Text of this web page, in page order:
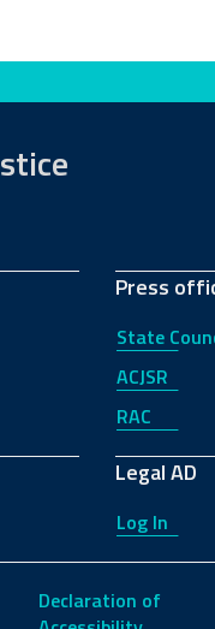
Press
State
ACJSR
RAC
Legal AD
Log In
Declaration of